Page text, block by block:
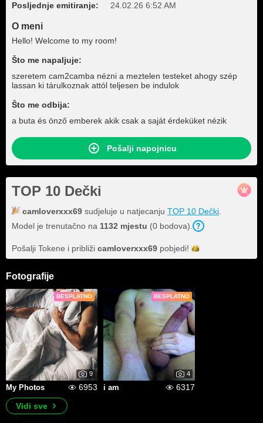
Posljednje emitiranje: 24.02.26 6:52 AM
O meni
Hello! Welcome to my room!
Što me napaljuje:
szeretem cam2camba nézni a meztelen testeket ahogy szép
lassan ki tárulkoznak attól teljesen be indulok
Što me odbija:
a buta és önző emberek akik csak a saját érdeküket nézik
Pošalji napojnicu
TOP 10 Dečki
camloverxxx69 sudjeluje u natjecanju TOP 10 Dečki
Model je trenutačno na 1132 mjestu (0 bodova).
Pošalji Tokene i približi camloverxxx69 pobjedi!
Fotografije
BESPLATNO
9
My Photos 6953
BESPLATNO
4
i am
6317
Vidi sve